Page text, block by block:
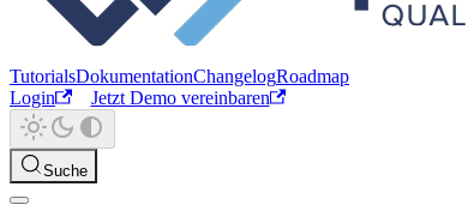
TutorialsDokumentationChangelogRoadmap
Login
Jetzt Demo vereinbaren
Suche